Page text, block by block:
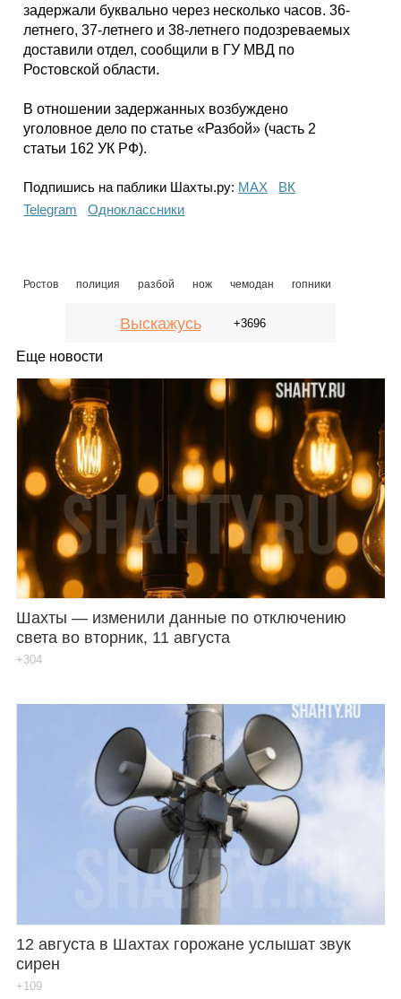
Карты
задержали буквально через несколько часов. 36-
летнего, 37-летнего и 38-летнего подозреваемых
доставили отдел, сообщили в ГУ МВД по
Ростовской области.
В отношении задержанных возбуждено
уголовное дело по статье «Разбой» (часть 2
статьи 162 УК РФ).
Подпишись на паблики Шахты.ру: МАХ
ВК
Telegram
Одноклассники
Ростов полиция разбой нож чемодан гопники
Выскажусь +3696
Еще новости
Шахты — изменили данные по отключению
света во вторник, 11 августа
+304
12 августа в Шахтах горожане услышат звук
сирен
+109